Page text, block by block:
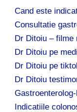
Cand este
Consultatie
Dr Ditoiu – filme
Dr Ditoiu pe
Dr Ditoiu pe
Dr Ditoiu
Indicatiile